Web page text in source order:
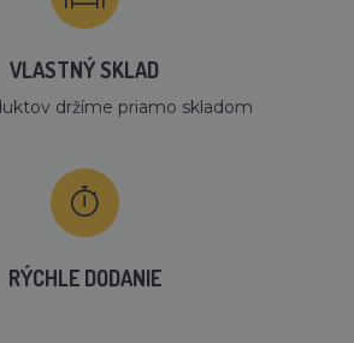
VLASTNÝ SKLAD
držíme priamo skladom
RÝCHLE DODANIE